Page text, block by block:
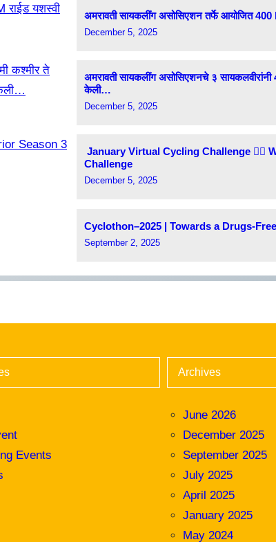
अमरावती सायकलींग असोसिएशन तर्फे आयोजित 400
December 5, 2025
अमरावती सायकलींग असोसिएशनचे ३ सायकलवीरांनी
केली…
December 5, 2025
January Virtual Cycling Challenge 🚵‍♂️
Challenge
December 5, 2025
Cyclothon–2025 | Towards a Drugs-
September 2, 2025
Events
Archives
June 2026
December 2025
September 2025
July 2025
April 2025
January 2025
May 2024